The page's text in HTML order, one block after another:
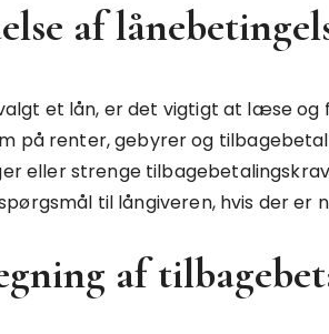
af
et lån, er det vigtigt at læse
på renter, gebyrer og
eller strenge
til långiveren, hvis der er
af